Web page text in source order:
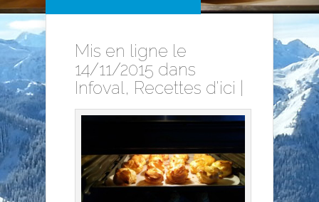
Mis en ligne le
14/11/2015 dans
Infoval , Recettes d'ici